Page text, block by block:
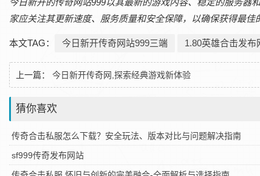
今日新开的传奇网站999以其最新的游戏内容、稳定的服务
家应关注其更新速度、服务质量和安全保障，以确保获得最佳
本文TAG： 今日新开传奇网站999三端 1.80英雄合击发布
上一篇： 今日新开传奇网,探索经典游戏新体验
猜你喜欢
传奇合击私服怎么下载？安全玩法、版本对比与问题解决指南
sf999传奇发布网站